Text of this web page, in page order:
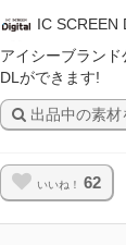
IC SCREEN
アイシーブラン
DLができます!
出品中の素材
いいね！ 62